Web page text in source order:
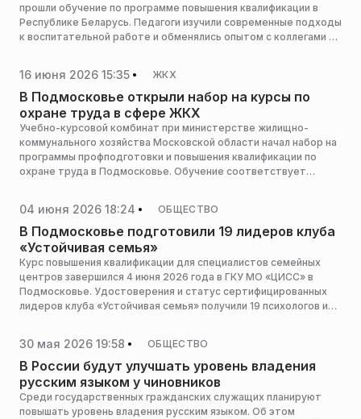
прошли обучение по программе повышения квалификации в
Республике Беларусь. Педагоги изучили современные подходы
к воспитательной работе и обменялись опытом с коллегами из
16 июня 2026 15:35 ЖКХ
В Подмосковье открыли набор на курсы по
охране труда в сфере ЖКХ
Учебно-курсовой комбинат при министерстве жилищно-
коммунального хозяйства Московской области начал набор на
программы профподготовки и повышения квалификации по
охране труда в Подмосковье. Обучение соответствует
министерства жилищно-коммунального хозяйства Московской
области.
04 июня 2026 18:24 ОБЩЕСТВО
В Подмосковье подготовили 19 лидеров клуба
«Устойчивая семья»
Курс повышения квалификации для специалистов семейных
центров завершился 4 июня 2026 года в ГКУ МО «ЦИСС» в
Подмосковье. Удостоверения и статус сертифицированных
лидеров клуба «Устойчивая семья» получили 19 психологов и
30 мая 2026 19:58 ОБЩЕСТВО
В России будут улучшать уровень владения
русским языком у чиновников
Среди государственных гражданских служащих планируют
повышать уровень владения русским языком. Об этом